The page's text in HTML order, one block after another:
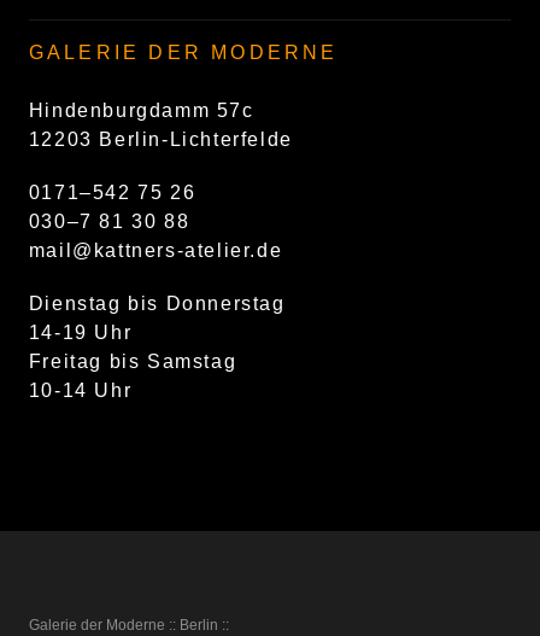
GALERIE DER MODERNE
Hindenburgdamm 57c
12203 Berlin-Lichterfelde
0171–542 75 26
030–7 81 30 88
mail@kattners-atelier.de
Dienstag bis Donnerstag
14-19 Uhr
Freitag bis Samstag
10-14 Uhr
Galerie der Moderne :: Berlin ::